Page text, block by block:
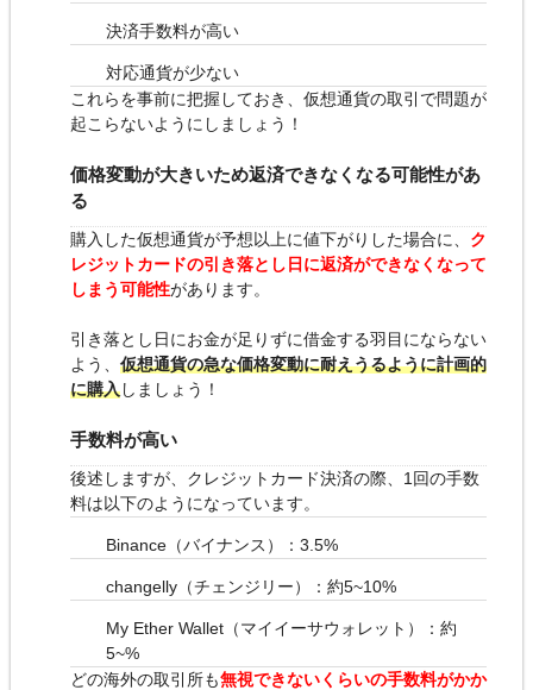
決済手数料が高い
対応通貨が少ない
これらを事前に把握しておき、仮想通貨の取引で問題が
起こらないようにしましょう！
価格変動が大きいため返済できなくなる可能性があ
る
購入した仮想通貨が予想以上に値下がりした場合に、 ク
レジットカードの引き落とし日に返済ができなくなって
しまう可能性があります。
引き落とし日にお金が足りずに借金する羽目にならない
よう、 仮想通貨の急な価格変動に耐えうるように計画的
に購入しましょう！
手数料が高い
後述しますが、クレジットカード決済の際、1回の手数
料は以下のようになっています。
Binance（バイナンス）：3.5%
changelly（チェンジリー）：約5~10%
My Ether Wallet（マイイーサウォレット）：約
5~%
どの海外の取引所も無視できないくらいの手数料がかか